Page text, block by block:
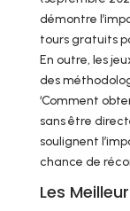
démontre
tours gratuits
En outre, les
des
‘Comment
sans être
soulignent
chance de
Les